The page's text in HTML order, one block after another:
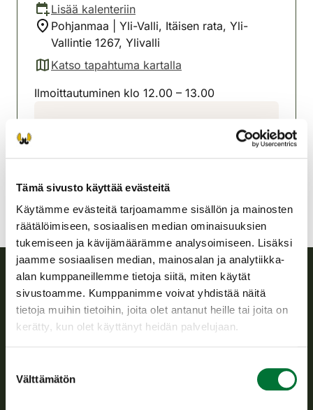
Tämä sivusto käyttää evästeitä
Käytämme evästeitä tarjoamamme sisällön ja mainosten
räätälöimiseen, sosiaalisen median ominaisuuksien
tukemiseen ja kävijämäärämme analysoimiseen. Lisäksi
jaamme sosiaalisen median, mainosalan ja analytiikka-
alan kumppaneillemme tietoja siitä, miten käytät
sivustoamme. Kumppanimme voivat yhdistää näitä
tietoja muihin tietoihin, joita olet antanut heille tai joita on
kerätty, kun olet käyttänyt heidän palvelujaan.
valinta
Välttämätön
Lisää kalenteriin
Pohjanmaa | Yli-Valli, Itäisen rata, Yli-
Vallintie 1267, Ylivalli
Katso tapahtuma kartalla
(avautuu uuteen välilehteen)
Ilmoittautuminen klo 12.00 – 13.00
jalasjarvi@rhy.riista.fi
Suomen riistakeskus
Suomen riistakeskus edistää kestävää riistataloutta, tukee
hallintotehtävistä.